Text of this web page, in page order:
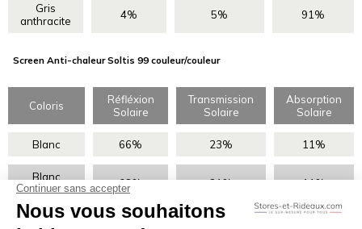
Gris
anthracite
4% 5% 91%
Screen Anti-chaleur Soltis 99 couleur/couleur
Coloris
Réfléxion
Solaire
Transmission
Solaire
Absorption
Solaire
Blanc 66% 23% 11%
Blanc
neige
68% 21% 11%
Ecume 61% 20%